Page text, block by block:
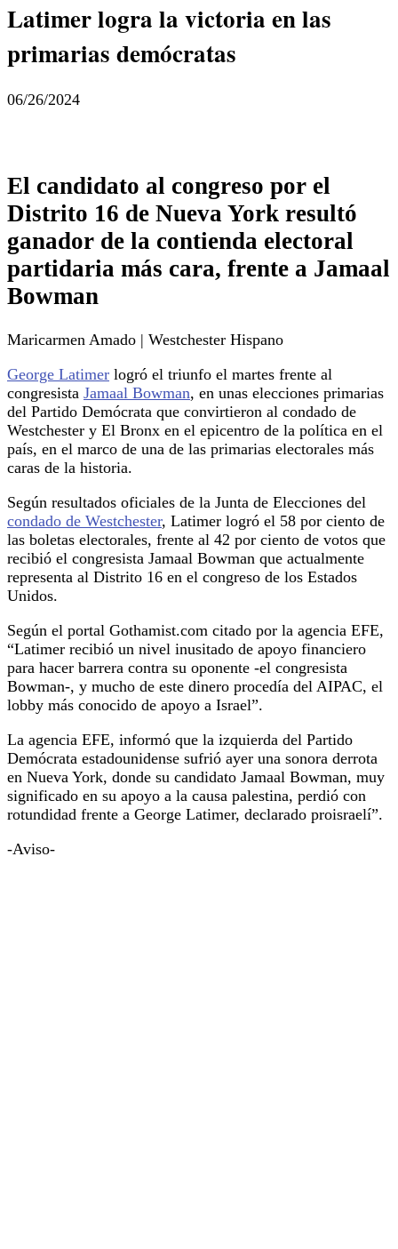
Latimer logra la victoria en las
primarias demócratas
06/26/2024
El candidato al congreso por el
Distrito 16 de Nueva York resultó
ganador de la contienda electoral
partidaria más cara, frente a Jamaal
Bowman
Maricarmen Amado | Westchester Hispano
George Latimer logró el triunfo el martes frente al
congresista Jamaal Bowman, en unas elecciones primarias
del Partido Demócrata que convirtieron al condado de
Westchester y El Bronx en el epicentro de la política en el
país, en el marco de una de las primarias electorales más
caras de la historia.
Según resultados oficiales de la Junta de Elecciones del
condado de Westchester, Latimer logró el 58 por ciento de
las boletas electorales, frente al 42 por ciento de votos que
recibió el congresista Jamaal Bowman que actualmente
representa al Distrito 16 en el congreso de los Estados
Unidos.
Según el portal Gothamist.com citado por la agencia EFE,
“Latimer recibió un nivel inusitado de apoyo financiero
para hacer barrera contra su oponente -el congresista
Bowman-, y mucho de este dinero procedía del AIPAC, el
lobby más conocido de apoyo a Israel”.
La agencia EFE, informó que la izquierda del Partido
Demócrata estadounidense sufrió ayer una sonora derrota
en Nueva York, donde su candidato Jamaal Bowman, muy
significado en su apoyo a la causa palestina, perdió con
rotundidad frente a George Latimer, declarado proisraelí”.
-Aviso-